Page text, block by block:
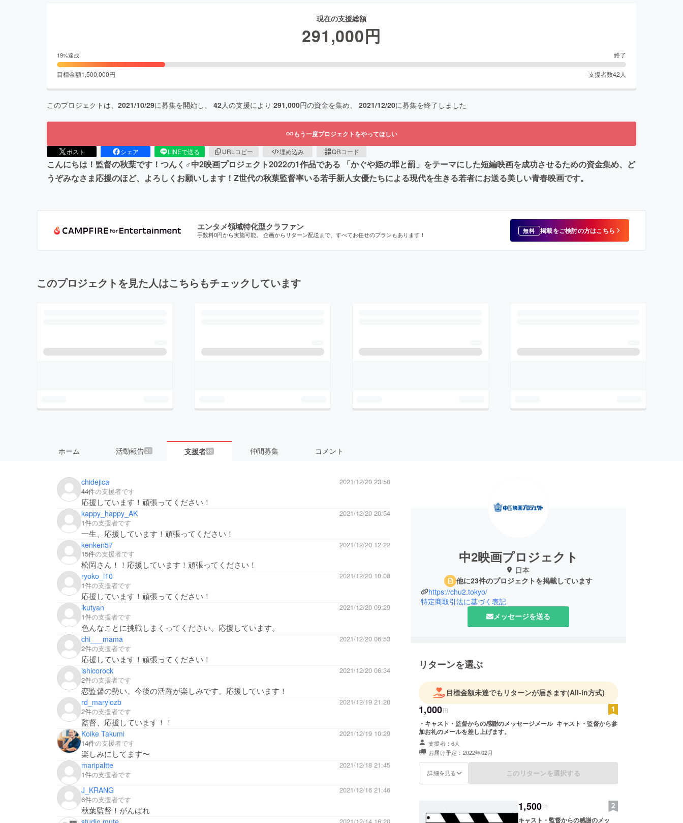
現在の支援総額
291,000円
19%達成 終了
目標金額1,500,000円 支援者数42 人
このプロジェクトは、 2021/10/29に募集を開始し、 42人の支援により 291,000円の資金を集め、 2021/12/20に募集を終了しました
もう一度プロジェクトをやってほしい
ポスト シェア LINEで送る URLコピー 埋め込み QRコード
こんにちは！監督の秋葉です！つんく♂中2映画プロジェクト2022の1作品である 「かぐや姫の罪と罰」をテーマにした短編映画を成功させるための資金集め、ど
うぞみなさま応援のほど、よろしくお願いします！Z世代の秋葉監督率いる若手新人女優たちによる現代を生きる若者にお送る美しい青春映画です。
エンタメ領域特化型クラファン
手数料0円から実施可能。 企画からリターン配送まで、すべてお任せのプランもあります！ 無料 掲載をご検討の方はこちら
このプロジェクトを見た人はこちらもチェックしています
ホーム 活動報告21 支援者42 仲間募集 コメント
chidejica
2021/12/20 23:50
44件の支援者です
応援しています！頑張ってください！
kappy_happy_AK
2021/12/20 20:54
1件の支援者です
一生、応援しています！頑張ってください！
kenken57
2021/12/20 12:22
15件の支援者です
松岡さん！！応援しています！頑張ってください！
ryoko_i10
2021/12/20 10:08
1件の支援者です
応援しています！頑張ってください！
ikutyan
2021/12/20 09:29
1件の支援者です
色んなことに挑戦しまくってください。応援しています。
chi___mama
2021/12/20 06:53
2件の支援者です
応援しています！頑張ってください！
ishicorock
2021/12/20 06:34
2件の支援者です
恋監督の勢い、今後の活躍が楽しみです。応援しています！
rd_marylozb
2021/12/19 21:20
2件の支援者です
監督、応援しています！！
Koike Takumi
2021/12/19 10:29
14件の支援者です
楽しみにしてます〜
maripaltte
2021/12/18 21:45
1件の支援者です
J_KRANG
2021/12/16 21:46
6件の支援者です
秋葉監督！がんばれ
2021/12/14 16:20
中2映画プロジェクト
日本
他に23件のプロジェクトを掲載しています
https://chu2.tokyo/
特定商取引法に基づく表記
メッセージを送る
リターンを選ぶ
目標金額未達でもリターンが届きます(All-in方式)
1,000円
・キャスト・監督からの感謝のメッセージメール キャスト・監督から参
加お礼のメールを差し上げます。
支援者：6人
お届け予定：2022年02月
詳細を見る このリターンを選択する
1,500円
キャスト・監督からの感謝のメッ